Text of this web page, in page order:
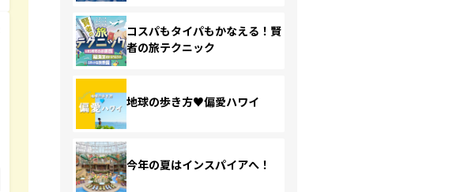
コスパもタイパもかなえる！賢
者の旅テクニック
地球の歩き方♥偏愛ハワイ
今年の夏はインスパイアへ！